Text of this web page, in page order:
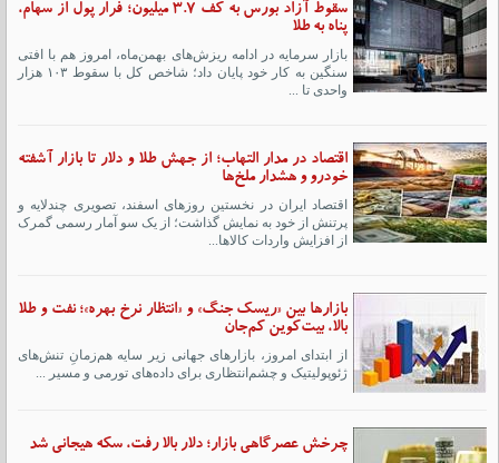
سقوط آزاد بورس به کف ۳.۷ میلیون؛ فرار پول از سهام،
پناه به طلا
بازار سرمایه در ادامه ریزش‌های بهمن‌ماه، امروز هم با افتی
سنگین به کار خود پایان داد؛ شاخص کل با سقوط ۱۰۳ هزار
واحدی تا ...
اقتصاد در مدار التهاب؛ از جهش طلا و دلار تا بازار آشفته
خودرو و هشدار ملخ‌ها
اقتصاد ایران در نخستین روزهای اسفند، تصویری چندلایه و
پرتنش از خود به نمایش گذاشت؛ از یک سو آمار رسمی گمرک
از افزایش واردات کالاها...
بازارها بین «ریسک جنگ» و «انتظار نرخ بهره»؛ نفت و طلا
بالا، بیت‌کوین کم‌جان
از ابتدای امروز، بازارهای جهانی زیر سایه هم‌زمانِ تنش‌های
ژئوپولیتیک و چشم‌انتظاری برای داده‌های تورمی و مسیر ...
چرخش عصرگاهی بازار؛ دلار بالا رفت، سکه هیجانی شد